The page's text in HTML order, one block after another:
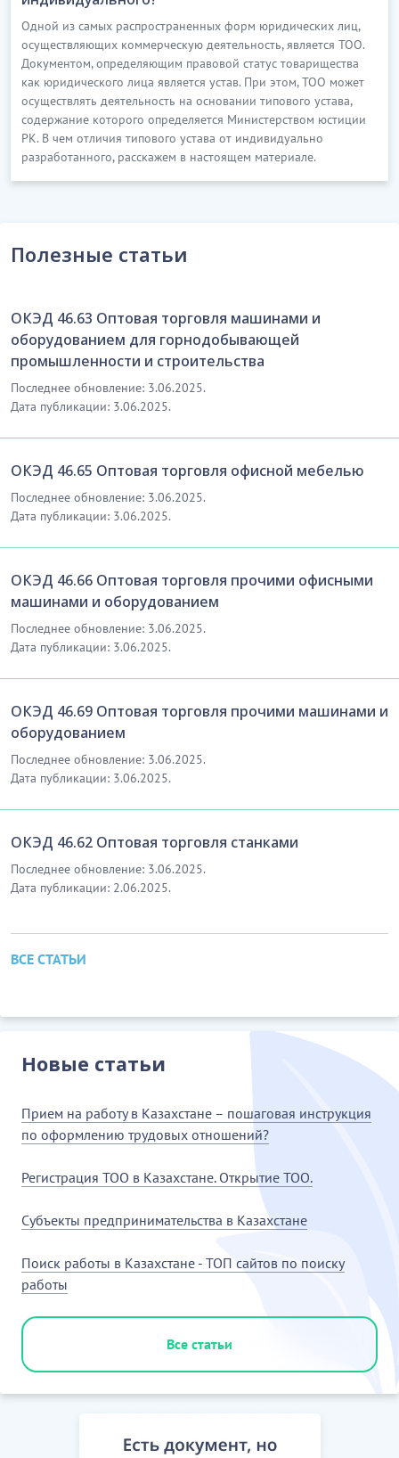
Одной из самых распространенных форм юридических лиц,
осуществляющих коммерческую деятельность, является ТОО.
Документом, определяющим правовой статус товарищества
как юридического лица является устав. При этом, ТОО может
осуществлять деятельность на основании типового устава,
содержание которого определяется Министерством юстиции
РК. В чем отличия типового устава от индивидуально
разработанного, расскажем в настоящем материале.
Полезные статьи
ОКЭД 46.63 Оптовая торговля машинами и
оборудованием для горнодобывающей
промышленности и строительства
Последнее обновление: 3.06.2025.
Дата публикации: 3.06.2025.
ОКЭД 46.65 Оптовая торговля офисной мебелью
Последнее обновление: 3.06.2025.
Дата публикации: 3.06.2025.
ОКЭД 46.66 Оптовая торговля прочими офисными
машинами и оборудованием
Последнее обновление: 3.06.2025.
Дата публикации: 3.06.2025.
ОКЭД 46.69 Оптовая торговля прочими машинами и
оборудованием
Последнее обновление: 3.06.2025.
Дата публикации: 3.06.2025.
ОКЭД 46.62 Оптовая торговля станками
Последнее обновление: 3.06.2025.
Дата публикации: 2.06.2025.
ВСЕ СТАТЬИ
Новые статьи
Прием на работу в Казахстане – пошаговая инструкция
по оформлению трудовых отношений?
Регистрация ТОО в Казахстане. Открытие ТОО.
Субъекты предпринимательства в Казахстане
Поиск работы в Казахстане - ТОП сайтов по поиску
работы
Все статьи